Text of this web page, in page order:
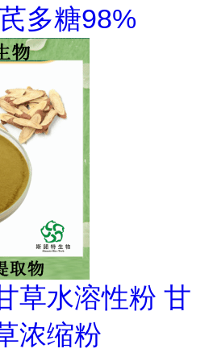
多糖98%
草水溶性粉 甘
浓缩粉